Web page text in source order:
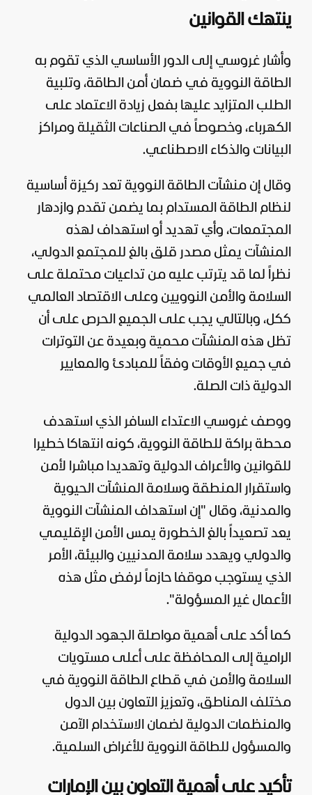
ينتهك القوانين
وأشار غروسي إلى الدور الأساسي الذي تقوم به
الطاقة النووية في ضمان أمن الطاقة، وتلبية
الطلب المتزايد عليها بفعل زيادة الاعتماد على
الكهرباء، وخصوصاً في الصناعات الثقيلة ومراكز
البيانات والذكاء الاصطناعي.
وقال إن منشآت الطاقة النووية تعد ركيزة أساسية
لنظام الطاقة المستدام بما يضمن تقدم وازدهار
المجتمعات، وأي تهديد أو استهداف لهذه
المنشآت يمثل مصدر قلق بالغ للمجتمع الدولي،
نظراً لما قد يترتب عليه من تداعيات محتملة على
السلامة والأمن النوويين وعلى الاقتصاد العالمي
ككل، وبالتالي يجب على الجميع الحرص على أن
تظل هذه المنشآت محمية وبعيدة عن التوترات
في جميع الأوقات وفقاً للمبادئ والمعايير
الدولية ذات الصلة.
ووصف غروسي الاعتداء السافر الذي استهدف
محطة براكة للطاقة النووية، كونه انتهاكا خطيرا
للقوانين والأعراف الدولية وتهديدا مباشرا لأمن
واستقرار المنطقة وسلامة المنشآت الحيوية
والمدنية، وقال "إن استهداف المنشآت النووية
يعد تصعيداً بالغ الخطورة يمس الأمن الإقليمي
والدولي ويهدد سلامة المدنيين والبيئة، الأمر
الذي يستوجب موقفا حازماً لرفض مثل هذه
الأعمال غير المسؤولة".
كما أكد على أهمية مواصلة الجهود الدولية
الرامية إلى المحافظة على أعلى مستويات
السلامة والأمن في قطاع الطاقة النووية في
مختلف المناطق، وتعزيز التعاون بين الدول
والمنظمات الدولية لضمان الاستخدام الآمن
والمسؤول للطاقة النووية للأغراض السلمية.
تأكيد على أهمية التعاون بين الإمارات